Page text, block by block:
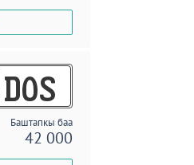
DOS
Баштапкы баа
42 000